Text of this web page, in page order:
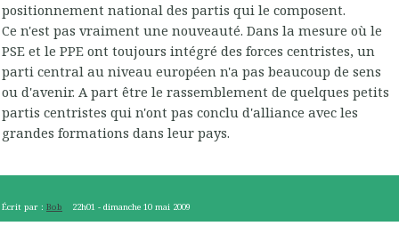
positionnement national des partis qui le composent.
Ce n'est pas vraiment une nouveauté. Dans la mesure où le
PSE et le PPE ont toujours intégré des forces centristes, un
parti central au niveau européen n'a pas beaucoup de sens
ou d'avenir. A part être le rassemblement de quelques petits
partis centristes qui n'ont pas conclu d'alliance avec les
grandes formations dans leur pays.
Écrit par : Bob 22h01 -dimanche 10 mai 2009